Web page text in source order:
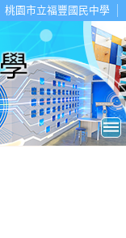
桃園市立福豐國民中學